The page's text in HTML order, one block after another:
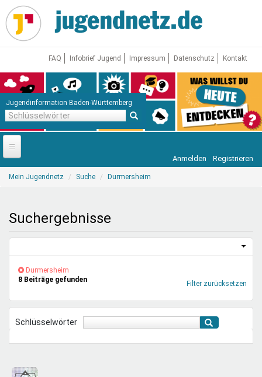
Direkt
zum
Inhalt
FAQ Infobrief Jugend Impressum Datenschutz Kontakt
Jugendinformation Baden-Württemberg
Startseite
Freizeit & Reisen
Mentoren & Projekte
Schule & Beruf
Anmelden Registrieren
Sie
Mein Jugendnetz Suche Durmersheim
Suchergebnisse
(-) Durmersheim-
Filter
Durmersheim
Filter zurücksetzen
8 Beiträge gefunden
Schlüsselwörter